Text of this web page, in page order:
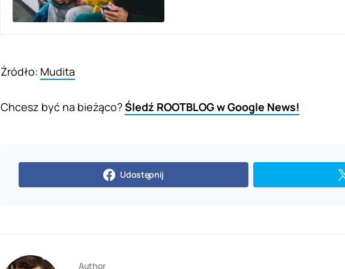
Źródło: Mudita
Chcesz być na bieżąco?Śledź ROOTBLOG w Google News!
Udostępnij
Author